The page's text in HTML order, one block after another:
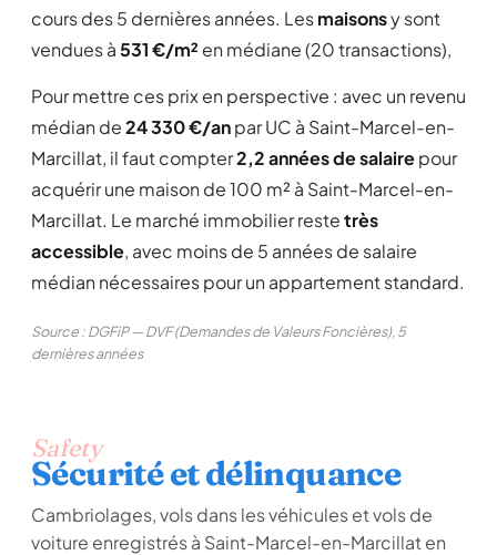
cours des 5 dernières années. Lesmaisonsy sont
vendues à531 €/m² en médiane (20 transactions),
Pour mettre ces prix en perspective : avec un revenu
médian de24 330 €/anpar UC à Saint-Marcel-en-
Marcillat, il faut compter2,2 années de salairepour
acquérir une maison de 100 m² à Saint-Marcel-en-
Marcillat. Le marché immobilier restetrès
accessible, avec moins de 5 années de salaire
médian nécessaires pour un appartement standard.
Source : DGFiP — DVF (Demandes de Valeurs Foncières), 5
dernières années
Safety
Sécurité et délinquance
Cambriolages, vols dans les véhicules et vols de
voiture enregistrés à Saint-Marcel-en-Marcillat en